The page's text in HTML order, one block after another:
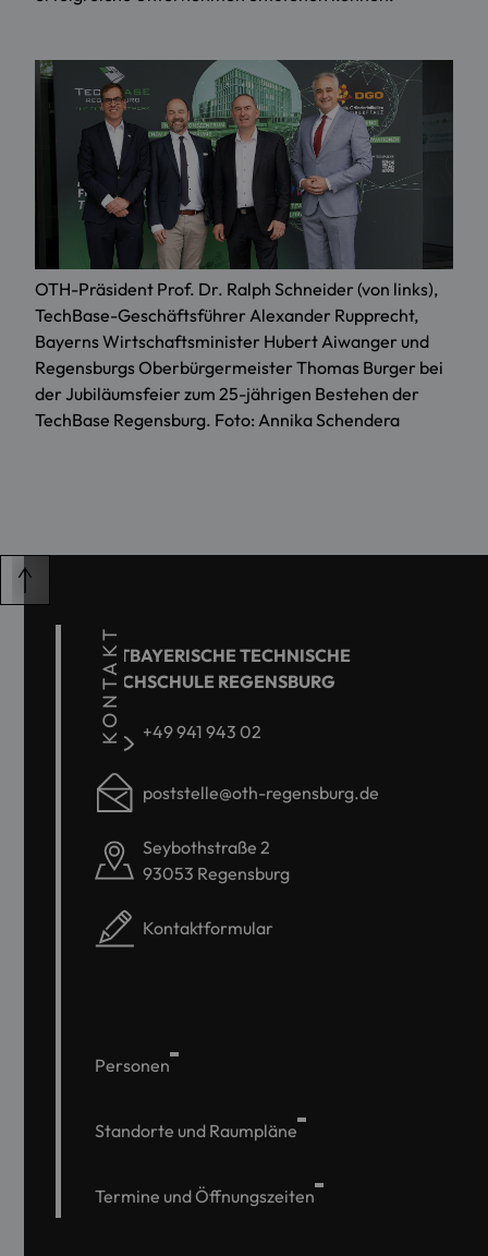
OTH-Präsident Prof. Dr. Ralph Schneider (von links),
TechBase-Geschäftsführer Alexander Rupprecht,
Bayerns Wirtschaftsminister Hubert Aiwanger und
Regensburgs Oberbürgermeister Thomas Burger bei
der Jubiläumsfeier zum 25-jährigen Bestehen der
TechBase Regensburg. Foto: Annika Schendera
KONTAKT
OSTBAYERISCHE TECHNISCHE
HOCHSCHULE REGENSBURG
+49 941 943 02
poststelle@oth-regensburg.de
Seybothstraße 2
93053 Regensburg
Kontaktformular
Personen
Standorte und Raumpläne
Termine und Öffnungszeiten